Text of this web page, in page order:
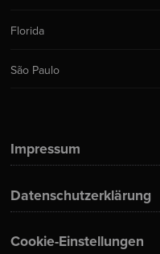
Impressum
Datenschutzerklärung
Cookie-Einstellungen
Florida
São Paulo